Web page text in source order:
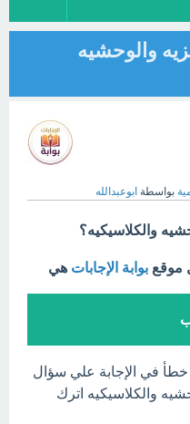
والوحشيه
بواسطة ابوعبدالله
والكلاسيكيه؟
موقع بوابة الإجابات هي
خطأ في الإجابة علي سؤال
والكلاسيكيه اترك